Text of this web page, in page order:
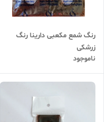
رنگ شمع مکعبی دارینا رنگ
زرشکی
ناموجود